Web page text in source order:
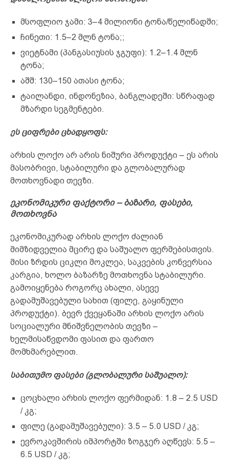
მსოფლიო ჯამი: 3–4 მილიონი ტონა/წელიწადში;
ჩინეთი: 1.5–2 მლნ ტონა;;
ვიეტნამი (პანგასიუსის ჯგუფი): 1.2–1.4 მლნ
ტონა;
აშშ: 130–150 ათასი ტონა;
ტაილანდი, ინდონეზია, ბანგლადეში: სწრაფად
მზარდი სეგმენტები.
ეს ციფრები ცხადყოფს:
არხის ლოქო არ არის ნიშური პროდუქტი – ეს არის
მასობრივი, სტაბილური და გლობალურად
მოთხოვნადი თევზი.
ეკონომიკური ფაქტორი – ბაზარი, ფასები,
მოთხოვნა
ეკონომიკურად არხის ლოქო ძალიან
მიმზიდველია მცირე და საშუალო ფერმებისთვის.
მისი ზრდის ციკლი მოკლეა, საკვების კონვერსია
კარგია, ხოლო ბაზარზე მოთხოვნა სტაბილური.
გამოიყენება როგორც ახალი, ასევე
გადამუშავებული სახით (ფილე, გაყინული
პროდუქტი). ბევრ ქვეყანაში არხის ლოქო არის
სოციალური მნიშვნელობის თევზი –
ხელმისაწვდომი ფასით და ფართო
მომხმარებლით.
საბითუმო ფასები (გლობალური საშუალო):
ცოცხალი არხის ლოქო ფერმიდან: 1.8 – 2.5 USD
/ კგ;
ფილე (გადამუშავებული): 3.5 – 5.0 USD / კგ;
ევროკავშირის იმპორტში ზოგჯერ აღწევს: 5.5 –
6.5 USD / კგ;